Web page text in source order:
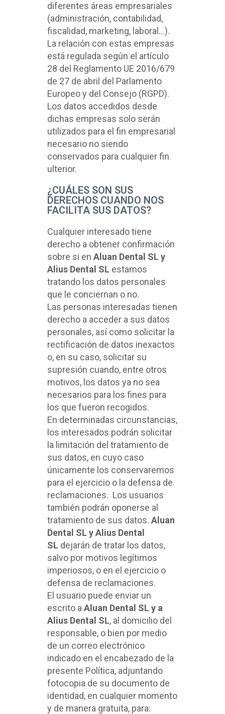
diferentes áreas empresariales
(administración, contabilidad,
fiscalidad, marketing, laboral…).
La relación con estas empresas
está regulada según el artículo
28 del Reglamento UE 2016/679
de 27 de abril del Parlamento
Europeo y del Consejo (RGPD).
Los datos accedidos desde
dichas empresas solo serán
utilizados para el fin empresarial
necesario no siendo
conservados para cualquier fin
ulterior.
¿CUÁLES SON SUS
DERECHOS CUANDO NOS
FACILITA SUS DATOS?
Cualquier interesado tiene
derecho a obtener confirmación
sobre si en Aluan Dental SL y
Alius Dental SL estamos
tratando los datos personales
que le conciernan o no.
Las personas interesadas tienen
derecho a acceder a sus datos
personales, así como solicitar la
rectificación de datos inexactos
o, en su caso, solicitar su
supresión cuando, entre otros
motivos, los datos ya no sea
necesarios para los fines para
los que fueron recogidos.
En determinadas circunstancias,
los interesados podrán solicitar
la limitación del tratamiento de
sus datos, en cuyo caso
únicamente los conservaremos
para el ejercicio o la defensa de
reclamaciones. Los usuarios
también podrán oponerse al
tratamiento de sus datos. Aluan
Dental SL y Alius Dental
SL dejarán de tratar los datos,
salvo por motivos legítimos
imperiosos, o en el ejercicio o
defensa de reclamaciones.
El usuario puede enviar un
escrito a Aluan Dental SL y a
Alius Dental SL, al domicilio del
responsable, o bien por medio
de un correo electrónico
indicado en el encabezado de la
presente Política, adjuntando
fotocopia de su documento de
identidad, en cualquier momento
y de manera gratuita, para: